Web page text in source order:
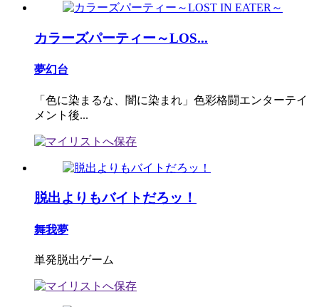
カラーズパーティー～LOS...
夢幻台
「色に染まるな、闇に染まれ」色彩格闘エンターテイ
メント後...
脱出よりもバイトだろッ！
舞我夢
単発脱出ゲーム